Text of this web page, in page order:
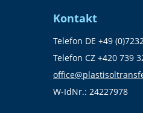
Kontakt
Telefon DE +49
Telefon CZ +420 739
W-IdNr.: 24227978